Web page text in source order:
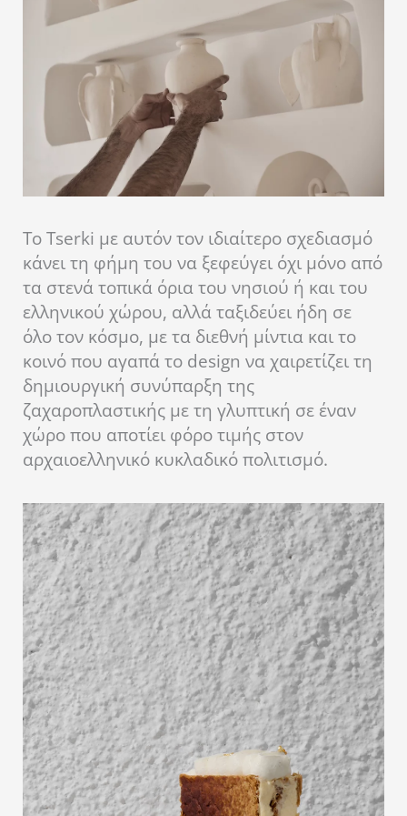
To Tserki με αυτόν τον ιδιαίτερο σχεδιασμό
κάνει τη φήμη του να ξεφεύγει όχι μόνο από
τα στενά τοπικά όρια του νησιού ή και του
ελληνικού χώρου, αλλά ταξιδεύει ήδη σε
όλο τον κόσμο, με τα διεθνή μίντια και το
κοινό που αγαπά το design να χαιρετίζει τη
δημιουργική συνύπαρξη της
ζαχαροπλαστικής με τη γλυπτική σε έναν
χώρο που αποτίει φόρο τιμής στον
αρχαιοελληνικό κυκλαδικό πολιτισμό.